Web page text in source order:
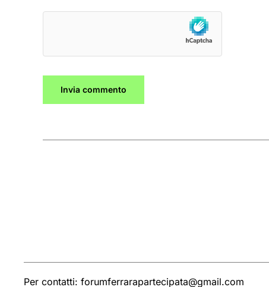
Invia commento
Per contatti: forumferrarapartecipata@gmail.com